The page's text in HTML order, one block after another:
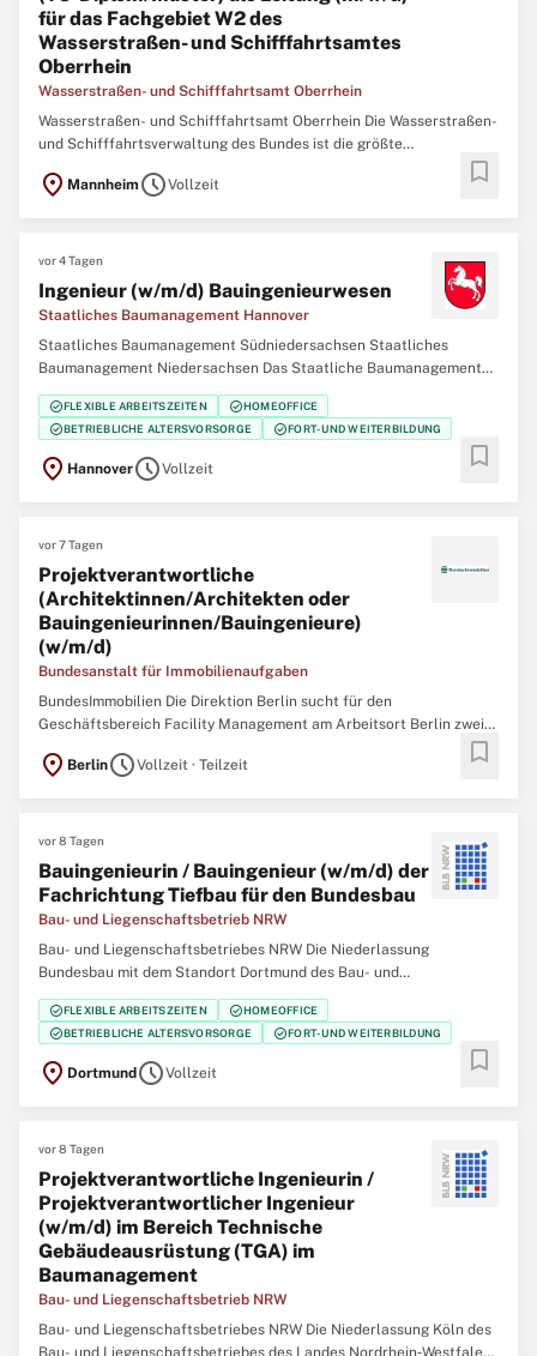
für das Fachgebiet W2 des
Wasserstraßen- und Schifffahrtsamtes
Oberrhein
Wasserstraßen- und Schifffahrtsamt Oberrhein
Wasserstraßen- und Schifffahrtsamt Oberrhein Die Wasserstraßen-
und Schifffahrtsverwaltung des Bundes ist die größte
Verkehr (BMV). In unseren Behörden arbeiten deutschlandweit
location_on Mannheim scheduleVollzeit bookmark
vor 4 Tagen
Ingenieur (w/m/d) Bauingenieurwesen
Staatliches Baumanagement Hannover
Staatliches Baumanagement Südniedersachsen Staatliches
Baumanagement Niedersachsen Das Staatliche Baumanagement
Hannover führt als eines von sieben staatlichen Bauämtern in
Niedersachsen Baumaßnahmen des Landes und des Bundes durch.
Mit rund 200 Beschäftigten betreuen wir mehr als
check_circleFLEXIBLE ARBEITSZEITEN check_circleHOMEOFFICE
check_circleBETRIEBLICHE ALTERSVORSORGE check_circleFORT- UND WEITERBILDUNG
location_on HannoverscheduleVollzeit bookmark
vor 7 Tagen
Projektverantwortliche
(Architektinnen/Architekten oder
Bauingenieurinnen/Bauingenieure)
(w/m/d)
Bundesanstalt für Immobilienaufgaben
BundesImmobilien Die Direktion Berlin sucht für den
Geschäftsbereich Facility Management am Arbeitsort Berlin zwei
Bauingenieurinnen/Bauingenieure) (w/m/d) zur
location_on BerlinscheduleVollzeit · Teilzeit bookmark
vor 8 Tagen
Bauingenieurin / Bauingenieur (w/m/d) der
Fachrichtung Tiefbau für den Bundesbau
Bau- und Liegenschaftsbetrieb NRW
Bau- und Liegenschaftsbetriebes NRW Die Niederlassung
Bundesbau mit dem Standort Dortmund des Bau- und
Liegenschaftsbetriebes des Landes Nordrhein‑Westfalen (BLB
NRW) sucht zum nächstmöglichen Zeitpunkt eine/einen
Bauingenieurin / Bauingenieur (w/m/d) der Fachrichtung Tiefbau für
check_circleFLEXIBLE ARBEITSZEITEN check_circleHOMEOFFICE
check_circleBETRIEBLICHE ALTERSVORSORGE check_circleFORT- UND WEITERBILDUNG
location_on Dortmund scheduleVollzeit bookmark
vor 8 Tagen
Projektverantwortliche Ingenieurin /
Projektverantwortlicher Ingenieur
(w/m/d) im Bereich Technische
Gebäudeausrüstung (TGA) im
Baumanagement
Bau- und Liegenschaftsbetrieb NRW
Bau- und Liegenschaftsbetriebes NRW Die Niederlassung Köln des
Bau- und Liegenschaftsbetriebes des Landes Nordrhein‑Westfalen